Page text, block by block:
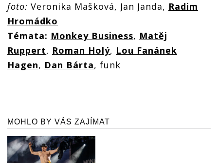
foto: Veronika Mašková, Jan Janda, Radim
Hromádko
Témata: Monkey Business, Matěj
Ruppert, Roman Holý, Lou Fanánek
Hagen, Dan Bárta, funk
MOHLO BY VÁS ZAJÍMAT